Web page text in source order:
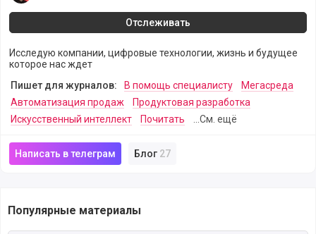
Отслеживать
Исследую компании, цифровые технологии, жизнь и будущее
которое нас ждет
Пишет для журналов:
В помощь специалисту
Мегасреда
Автоматизация продаж
Продуктовая разработка
Искусственный интеллект
Почитать ...См. ещё
Написать в телеграм Блог 27
Популярные материалы